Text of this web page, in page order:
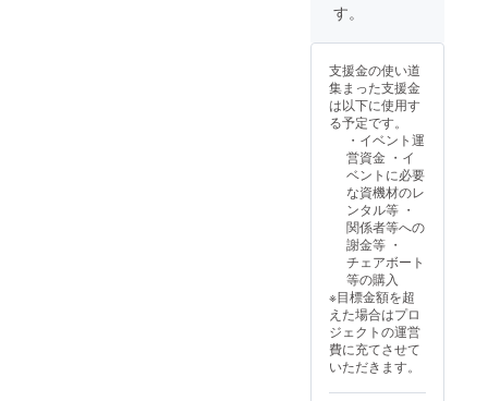
シェ
の簡単
な紹
介：ハ
ンカチ
サイズ
の小さ
な巾着
風バッ
グ。い
つもの
レジ袋
より持
ちやす
いミニ
サイ
ズ。コ
ンビニ
のお買
い物に
す。
支援金の使い道
集まった支援金
は以下に使用す
る予定です。
・イベント運
営資金 ・イ
ベントに必要
な資機材のレ
ンタル等 ・
関係者等への
謝金等 ・
チェアボート
等の購入
※目標金額を超
えた場合はプロ
ジェクトの運営
費に充てさせて
いただきます。